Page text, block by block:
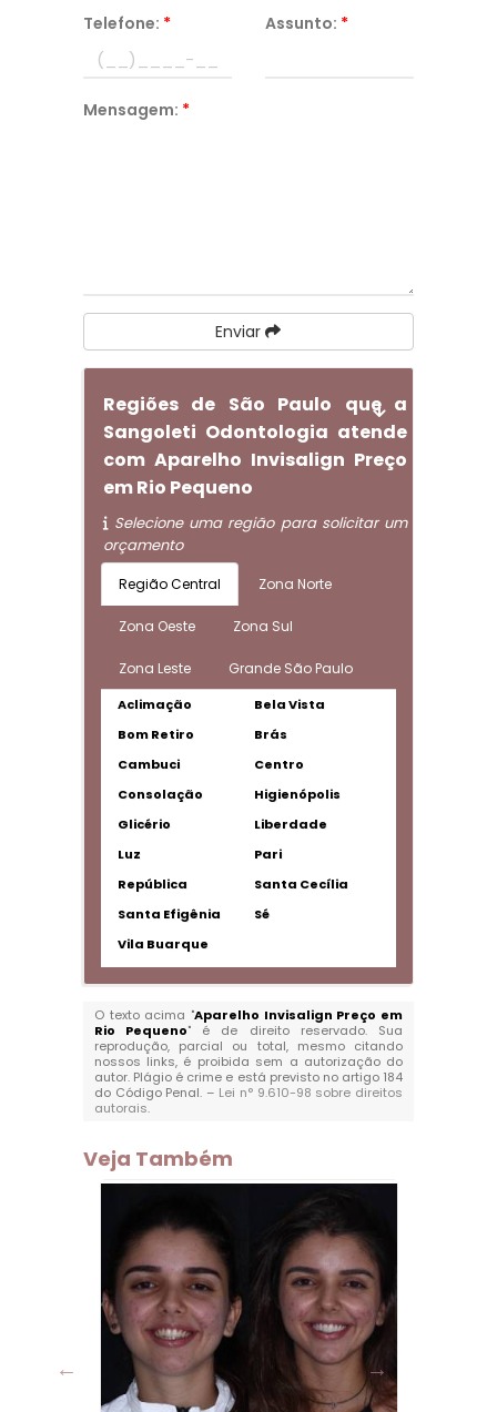
Telefone: * Assunto: *
Mensagem: *
Enviar
Regiões de São Paulo que a
Sangoleti Odontologia atende
com Aparelho Invisalign Preço
em Rio Pequeno
Selecione uma região para solicitar um
orçamento
Região Central Zona Norte
Zona Oeste Zona Sul
Zona Leste Grande São Paulo
Aclimação
Bela Vista
Bom Retiro
Brás
Cambuci
Centro
Consolação
Higienópolis
Glicério
Liberdade
Luz
Pari
República
Santa Cecília
Santa Efigênia
Sé
Vila Buarque
O texto acima "Aparelho Invisalign Preço em
Rio Pequeno" é de direito reservado. Sua
reprodução, parcial ou total, mesmo citando
nossos links, é proibida sem a autorização do
autor. Plágio é crime e está previsto no artigo 184
do Código Penal. – Lei n° 9.610-98 sobre direitos
autorais.
Veja Também